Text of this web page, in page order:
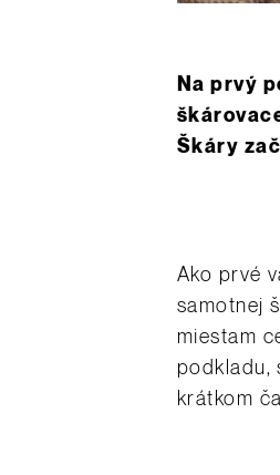
Na prvý
Škáry
Ako prvé
samotnej
miestam
podkladu,
krátkom